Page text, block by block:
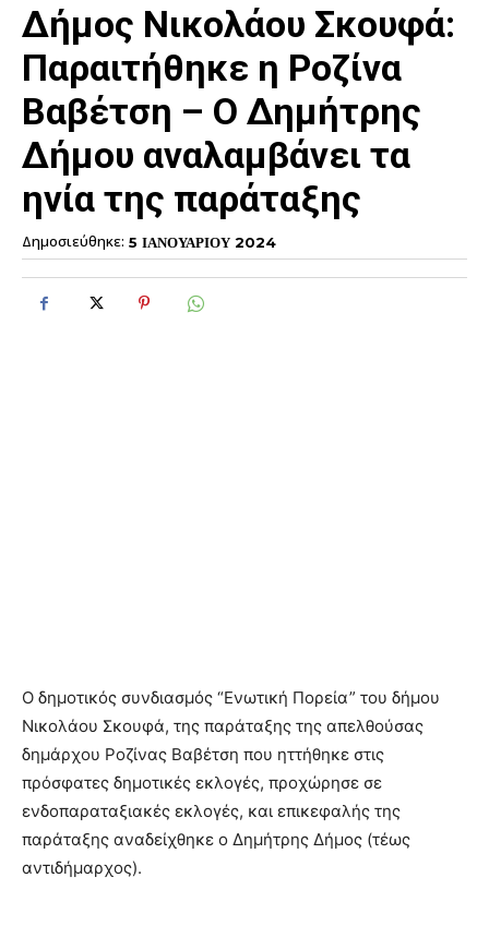
Δήμος Νικολάου Σκουφά:
Παραιτήθηκε η Ροζίνα
Βαβέτση – Ο Δημήτρης
Δήμου αναλαμβάνει τα
ηνία της παράταξης
Δημοσιεύθηκε: 5 ΙΑΝΟΥΑΡΙΟΥ 2024
Ο δημοτικός συνδιασμός “Ενωτική Πορεία” του δήμου
Νικολάου Σκουφά, της παράταξης της απελθούσας
δημάρχου Ροζίνας Βαβέτση που ηττήθηκε στις
πρόσφατες δημοτικές εκλογές, προχώρησε σε
ενδοπαραταξιακές εκλογές, και επικεφαλής της
παράταξης αναδείχθηκε ο Δημήτρης Δήμος (τέως
αντιδήμαρχος).